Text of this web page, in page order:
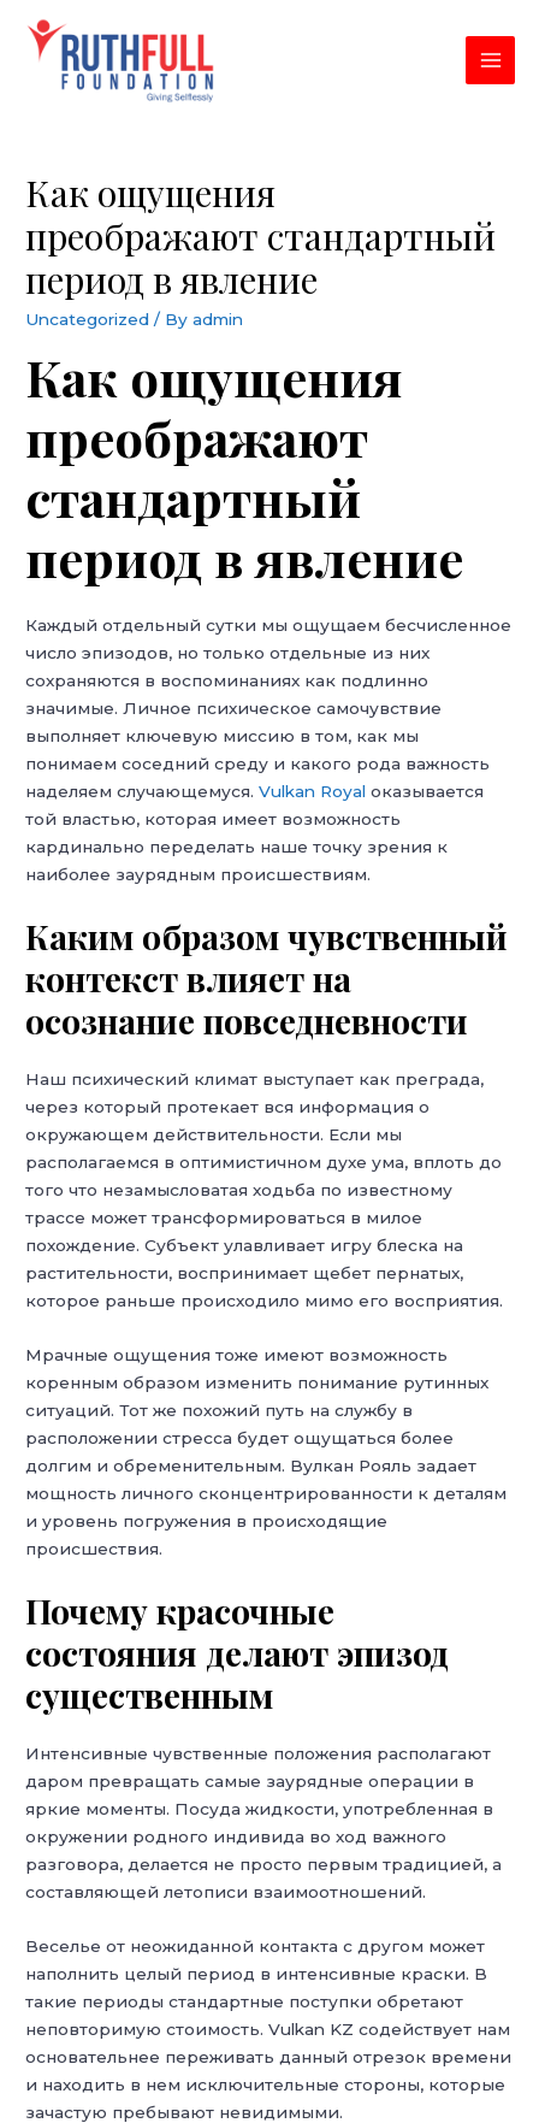
content
Как ощущения
преображают стандартный
период в явление
Uncategorized / Byadmin
Как ощущения
преображают
стандартный
период в явление
Каждый отдельный сутки мы ощущаем бесчисленное
число эпизодов, но только отдельные из них
сохраняются в воспоминаниях как подлинно
значимые. Личное психическое самочувствие
выполняет ключевую миссию в том, как мы
понимаем соседний среду и какого рода важность
наделяем случающемуся.Vulkan Royal оказывается
той властью, которая имеет возможность
кардинально переделать наше точку зрения к
наиболее заурядным происшествиям.
Каким образом чувственный
контекст влияет на
осознание повседневности
Наш психический климат выступает как преграда,
через который протекает вся информация о
окружающем действительности. Если мы
располагаемся в оптимистичном духе ума, вплоть до
того что незамысловатая ходьба по известному
трассе может трансформироваться в милое
похождение. Субъект улавливает игру блеска на
растительности, воспринимает щебет пернатых,
которое раньше происходило мимо его восприятия.
Мрачные ощущения тоже имеют возможность
коренным образом изменить понимание рутинных
ситуаций. Тот же похожий путь на службу в
расположении стресса будет ощущаться более
долгим и обременительным. Вулкан Рояль задает
мощность личного сконцентрированности к деталям
и уровень погружения в происходящие
происшествия.
Почему красочные
состояния делают эпизод
существенным
Интенсивные чувственные положения располагают
даром превращать самые заурядные операции в
яркие моменты. Посуда жидкости, употребленная в
окружении родного индивида во ход важного
разговора, делается не просто первым традицией, а
составляющей летописи взаимоотношений.
Веселье от неожиданной контакта с другом может
наполнить целый период в интенсивные краски. В
такие периоды стандартные поступки обретают
неповторимую стоимость. Vulkan KZ содействует нам
основательнее переживать данный отрезок времени
и находить в нем исключительные стороны, которые
зачастую пребывают невидимыми.